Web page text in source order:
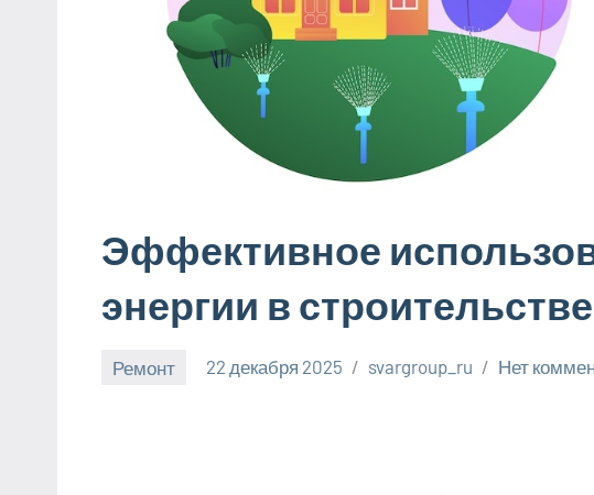
Эффективное
энергии в строительстве
Ремонт 22 декабря 2025 svargroup_ru Нет